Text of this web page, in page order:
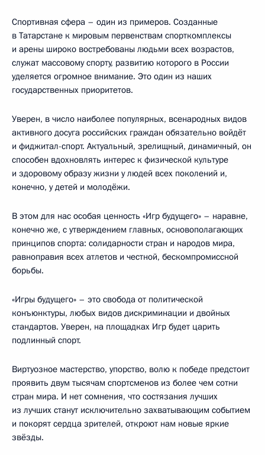
Спортивная сфера – один из примеров. Созданные
в Татарстане к мировым первенствам спорткомплексы
и арены широко востребованы людьми всех возрастов,
служат массовому спорту, развитию которого в России
уделяется огромное внимание. Это один из наших
государственных приоритетов.
Уверен, в число наиболее популярных, всенародных видов
активного досуга российских граждан обязательно войдёт
и фиджитал-спорт. Актуальный, зрелищный, динамичный, он
способен вдохновлять интерес к физической культуре
и здоровому образу жизни у людей всех поколений и,
конечно, у детей и молодёжи.
В этом для нас особая ценность «Игр будущего» – наравне,
конечно же, с утверждением главных, основополагающих
принципов спорта: солидарности стран и народов мира,
равноправия всех атлетов и честной, бескомпромиссной
борьбы.
«Игры будущего» – это свобода от политической
конъюнктуры, любых видов дискриминации и двойных
стандартов. Уверен, на площадках Игр будет царить
подлинный спорт.
Виртуозное мастерство, упорство, волю к победе предстоит
проявить двум тысячам спортсменов из более чем сотни
стран мира. И нет сомнения, что состязания лучших
из лучших станут исключительно захватывающим событием
и покорят сердца зрителей, откроют нам новые яркие
звёзды.